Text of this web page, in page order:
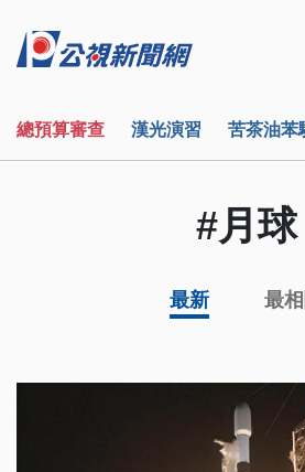
總預算審查 漢光演習 苦茶油苯
#月球
最新 最